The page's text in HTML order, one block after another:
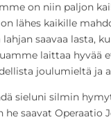
on niin paljon
lähes kaikille
lahjan saavaa lasta,
laittaa hyvää
joulumieltä ja
sieluni silmin
he saavat Operaatio